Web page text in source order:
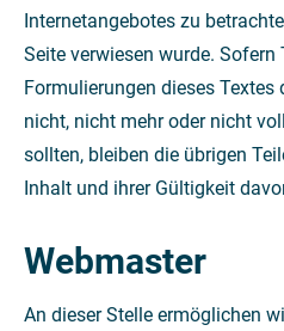
Internetangebotes zu
Seite verwiesen wurde. Sofern
Formulierungen dieses Textes
nicht, nicht mehr oder nicht
sollten, bleiben die übrigen
Inhalt und ihrer Gültigkeit
Webmaster
An dieser Stelle ermöglichen